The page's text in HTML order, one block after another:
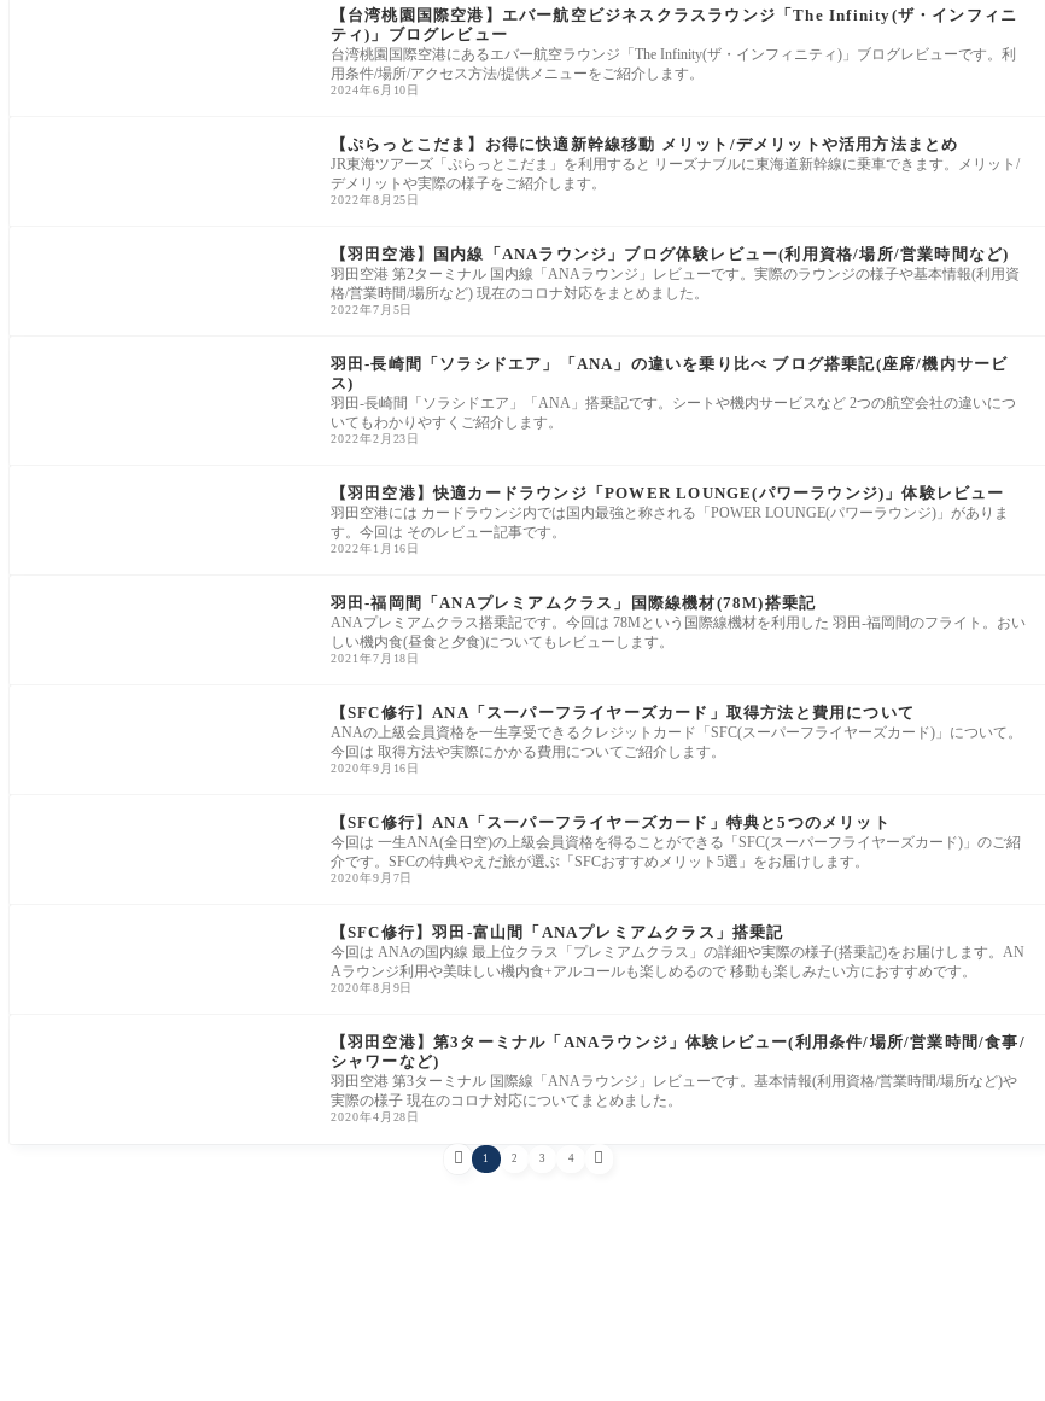
【台湾桃園国際空港】エバー航空ビジネスクラスラウンジ「The Infinity(ザ・インフィニ
ティ)」ブログレビュー
台湾桃園国際空港にあるエバー航空ラウンジ「The Infinity(ザ・インフィニティ)」ブログレビューです。利
用条件/場所/アクセス方法/提供メニューをご紹介します。
2024年6月10日
【ぷらっとこだま】お得に快適新幹線移動 メリット/デメリットや活用方法まとめ
JR東海ツアーズ「ぷらっとこだま」を利用すると リーズナブルに東海道新幹線に乗車できます。メリット/
デメリットや実際の様子をご紹介します。
2022年8月25日
【羽田空港】国内線「ANAラウンジ」ブログ体験レビュー(利用資格/場所/営業時間など)
羽田空港 第2ターミナル 国内線「ANAラウンジ」レビューです。実際のラウンジの様子や基本情報(利用資
格/営業時間/場所など) 現在のコロナ対応をまとめました。
2022年7月5日
羽田-長崎間「ソラシドエア」「ANA」の違いを乗り比べ ブログ搭乗記(座席/機内サービ
ス)
羽田-長崎間「ソラシドエア」「ANA」搭乗記です。シートや機内サービスなど 2つの航空会社の違いにつ
いてもわかりやすくご紹介します。
2022年2月23日
【羽田空港】快適カードラウンジ「POWER LOUNGE(パワーラウンジ)」体験レビュー
羽田空港には カードラウンジ内では国内最強と称される「POWER LOUNGE(パワーラウンジ)」がありま
す。今回は そのレビュー記事です。
2022年1月16日
羽田-福岡間「ANAプレミアムクラス」国際線機材(78M)搭乗記
ANAプレミアムクラス搭乗記です。今回は 78Mという国際線機材を利用した 羽田-福岡間のフライト。おい
しい機内食(昼食と夕食)についてもレビューします。
2021年7月18日
【SFC修行】ANA「スーパーフライヤーズカード」取得方法と費用について
ANAの上級会員資格を一生享受できるクレジットカード「SFC(スーパーフライヤーズカード)」について。
今回は 取得方法や実際にかかる費用についてご紹介します。
2020年9月16日
【SFC修行】ANA「スーパーフライヤーズカード」特典と5つのメリット
今回は 一生ANA(全日空)の上級会員資格を得ることができる「SFC(スーパーフライヤーズカード)」のご紹
介です。SFCの特典やえだ旅が選ぶ「SFCおすすめメリット5選」をお届けします。
2020年9月7日
【SFC修行】羽田-富山間「ANAプレミアムクラス」搭乗記
今回は ANAの国内線 最上位クラス「プレミアムクラス」の詳細や実際の様子(搭乗記)をお届けします。AN
Aラウンジ利用や美味しい機内食+アルコールも楽しめるので 移動も楽しみたい方におすすめです。
2020年8月9日
【羽田空港】第3ターミナル「ANAラウンジ」体験レビュー(利用条件/場所/営業時間/食事/
シャワーなど)
羽田空港 第3ターミナル 国際線「ANAラウンジ」レビューです。基本情報(利用資格/営業時間/場所など)や
実際の様子 現在のコロナ対応についてまとめました。
2020年4月28日
 1 2 3 4 